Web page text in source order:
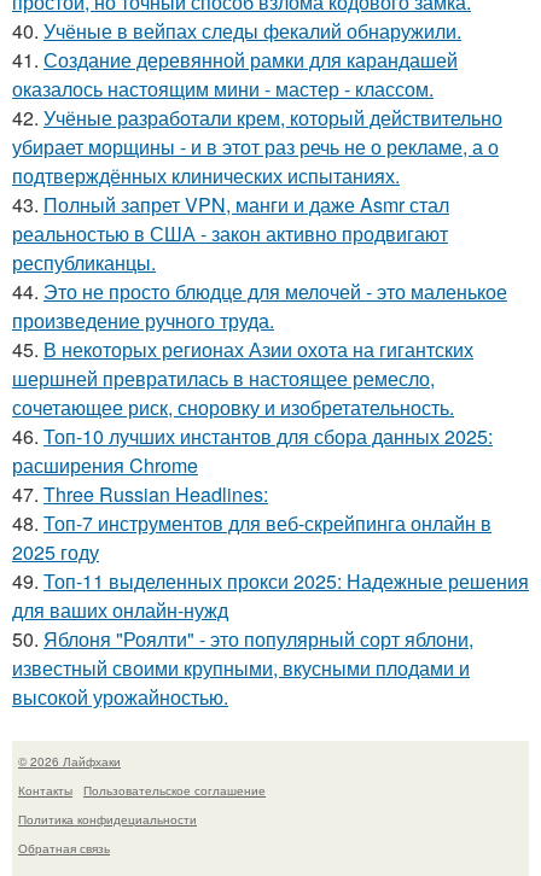
40. Учёные в вейпах следы фекалий обнаружили.
41. Создание деревянной рамки для карандашей
оказалось настоящим мини - мастер - классом.
42. Учёные разработали крем, который действительно
убирает морщины - и в этот раз речь не о рекламе, а о
подтверждённых клинических испытаниях.
43. Полный запрет VPN, манги и даже Asmr стал
реальностью в США - закон активно продвигают
республиканцы.
44. Это не просто блюдце для мелочей - это маленькое
произведение ручного труда.
45. В некоторых регионах Азии охота на гигантских
шершней превратилась в настоящее ремесло,
сочетающее риск, сноровку и изобретательность.
46. Топ-10 лучших инстантов для сбора данных 2025:
расширения Chrome
47. Three Russian Headlines:
48. Топ-7 инструментов для веб-скрейпинга онлайн в
2025 году
49. Топ-11 выделенных прокси 2025: Надежные решения
для ваших онлайн-нужд
50. Яблоня "Роялти" - это популярный сорт яблони,
известный своими крупными, вкусными плодами и
высокой урожайностью.
© 2026 Лайфхаки
Контакты
Пользовательское соглашение
Политика конфидециальности
Обратная связь